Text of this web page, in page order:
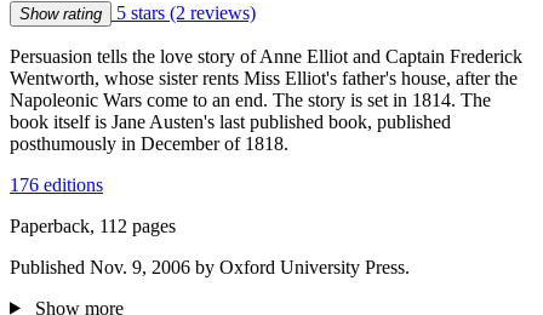
Show rating 5 stars (2 reviews)
Persuasion tells the love story of Anne Elliot and Captain Frederick
Wentworth, whose sister rents Miss Elliot's father's house, after the
Napoleonic Wars come to an end. The story is set in 1814. The
book itself is Jane Austen's last published book, published
posthumously in December of 1818.
176 editions
Paperback, 112 pages
Published Nov. 9, 2006 by Oxford University Press.
Show more